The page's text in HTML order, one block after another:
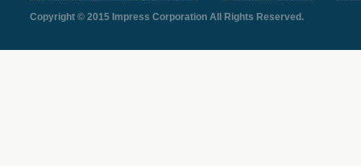
Copyright © 2015 Impress Corporation All Rights Reserved.